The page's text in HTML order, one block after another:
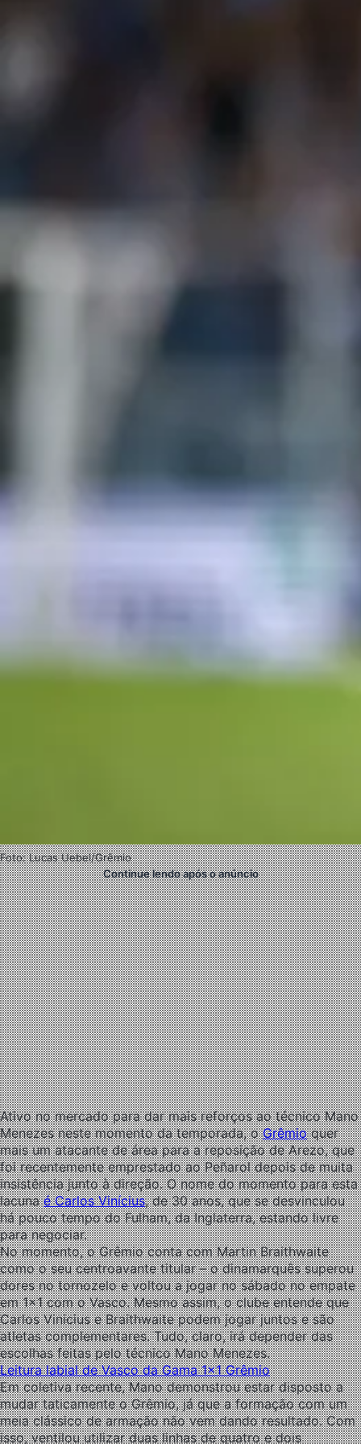
Foto: Lucas Uebel/Grêmio
Continue lendo após o anúncio
Ativo no mercado para dar mais reforços ao técnico Mano
Menezes neste momento da temporada, oGrêmioquer
mais um atacante de área para a reposição de Arezo, que
foi recentemente emprestado ao Peñarol depois de muita
insistência junto à direção. O nome do momento para esta
lacunaé Carlos Vinícius, de 30 anos, que se desvinculou
há pouco tempo do Fulham, da Inglaterra, estando livre
para negociar.
No momento, o Grêmio conta com Martin Braithwaite
como o seu centroavante titular – o dinamarquês superou
dores no tornozelo e voltou a jogar no sábado no empate
em 1×1 com o Vasco. Mesmo assim, o clube entende que
Carlos Vinicius e Braithwaite podem jogar juntos e são
atletas complementares. Tudo, claro, irá depender das
escolhas feitas pelo técnico Mano Menezes.
Leitura labial de Vasco da Gama 1×1 Grêmio
Em coletiva recente, Mano demonstrou estar disposto a
mudar taticamente o Grêmio, já que a formação com um
meia clássico de armação não vem dando resultado. Com
isso, ventilou utilizar duas linhas de quatro e dois